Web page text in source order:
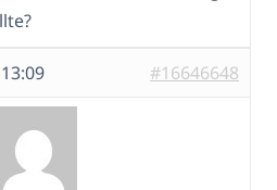
#16646648